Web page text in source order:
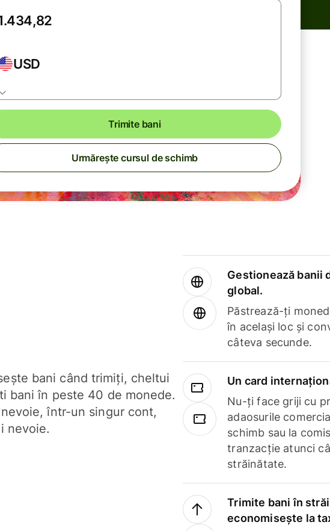
USD
Trimite bani
Urmărește cursul de schimb
bani când trimiți, cheltui
bani în peste 40 de monede.
într-un singur cont,
nevoie.
Gestionează banii
global.
Păstrează-ți
în același loc și
câteva secunde.
Un card
Nu-ți face griji cu
adaosurile
schimb sau la
tranzacție atunci
străinătate.
Trimite bani în
economisește la